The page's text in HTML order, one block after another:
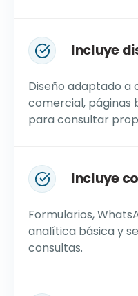
Incluye
Diseño adaptado a
comercial, páginas
para consultar
Incluye
Formularios,
analítica básica y
consultas.